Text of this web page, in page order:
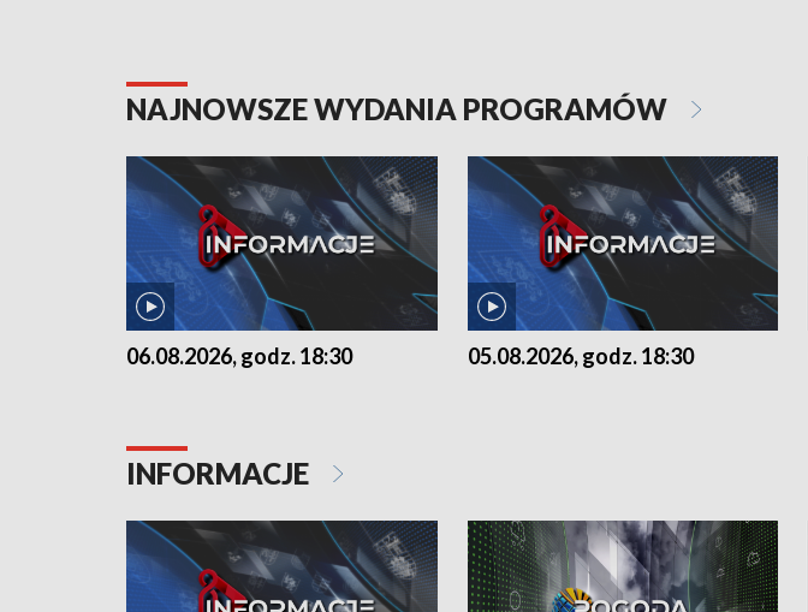
NAJNOWSZE WYDANIA PROGRAMÓW
06.08.2026, godz. 18:30 05.08.2026, godz. 18:30
INFORMACJE